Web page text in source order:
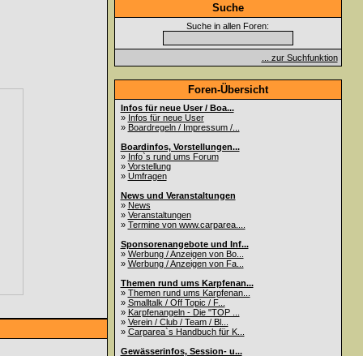
Suche
Suche in allen Foren:
... zur Suchfunktion
Foren-Übersicht
Infos für neue User / Boa...
» Infos für neue User
» Boardregeln / Impressum /...
Boardinfos, Vorstellungen...
» Info`s rund ums Forum
» Vorstellung
» Umfragen
News und Veranstaltungen
» News
» Veranstaltungen
» Termine von www.carparea....
Sponsorenangebote und Inf...
» Werbung / Anzeigen von Bo...
» Werbung / Anzeigen von Fa...
Themen rund ums Karpfenan...
» Themen rund ums Karpfenan...
» Smalltalk / Off Topic / F...
» Karpfenangeln - Die "TOP ...
» Verein / Club / Team / Bl...
» Carparea`s Handbuch für K...
Gewässerinfos, Session- u...